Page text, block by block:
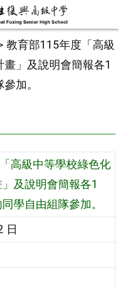
教育部115年度「高級
」及說明會簡報各1
加。
高級中等學校綠色化
及說明會簡報各1
學自由組隊參加。
日